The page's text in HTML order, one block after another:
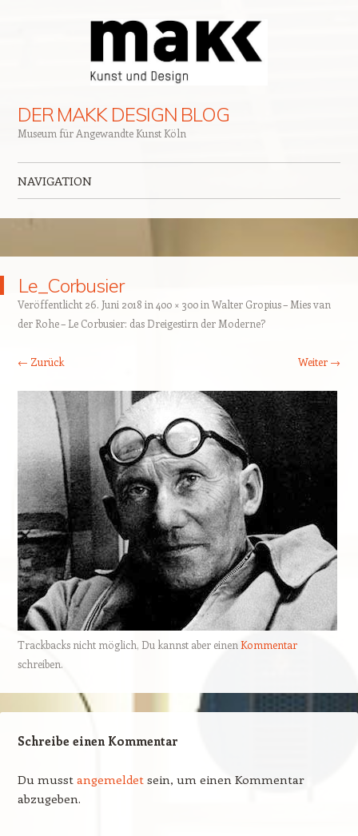
DER MAKK DESIGN BLOG
Museum für Angewandte Kunst Köln
NAVIGATION
Le_Corbusier
Veröffentlicht 26. Juni 2018 in 400 × 300in Walter Gropius – Mies van
der Rohe – Le Corbusier: das Dreigestirn der Moderne?
← Zurück Weiter →
Trackbacks nicht möglich, Du kannst aber einen Kommentar
schreiben.
Schreibe einen Kommentar
Du musst angemeldetsein, um einen Kommentar
abzugeben.